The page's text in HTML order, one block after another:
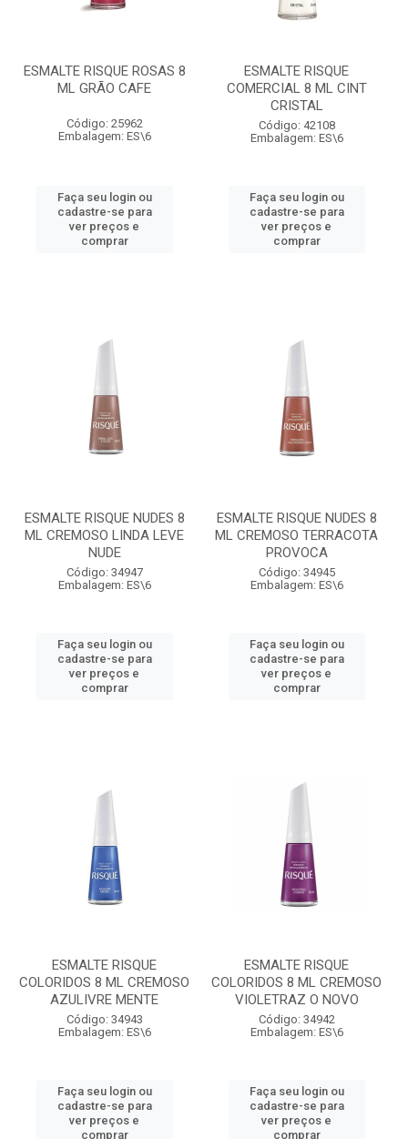
ESMALTE RISQUE ROSAS 8
ML GRÃO CAFE
Código: 25962
Embalagem: ES\6
Faça seu login ou
cadastre-se para
ver preços e
comprar
ESMALTE RISQUE
COMERCIAL 8 ML CINT
CRISTAL
Código: 42108
Embalagem: ES\6
Faça seu login ou
cadastre-se para
ver preços e
comprar
ESMALTE RISQUE NUDES 8
ML CREMOSO LINDA LEVE
NUDE
Código: 34947
Embalagem: ES\6
Faça seu login ou
cadastre-se para
ver preços e
comprar
ESMALTE RISQUE NUDES 8
ML CREMOSO TERRACOTA
PROVOCA
Código: 34945
Embalagem: ES\6
Faça seu login ou
cadastre-se para
ver preços e
comprar
ESMALTE RISQUE
COLORIDOS 8 ML CREMOSO
AZULIVRE MENTE
Código: 34943
Embalagem: ES\6
Faça seu login ou
cadastre-se para
ver preços e
comprar
ESMALTE RISQUE
COLORIDOS 8 ML CREMOSO
VIOLETRAZ O NOVO
Código: 34942
Embalagem: ES\6
Faça seu login ou
cadastre-se para
ver preços e
comprar